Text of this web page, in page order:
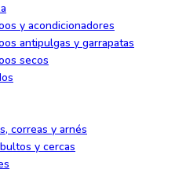
y acondicionadores
antipulgas y garrapatas
secos
correas y arnés
y cercas